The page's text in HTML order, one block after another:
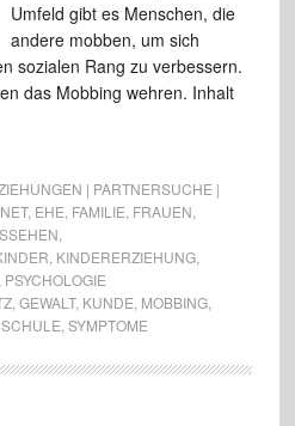
Umfeld gibt es Menschen, die
andere mobben, um sich
sozialen Rang zu verbessern.
das Mobbing wehren. Inhalt
| PARTNERSUCHE |
, EHE FAMILIE FRAUEN
KINDERERZIEHUNG,
PSYCHOLOGIE
, GEWALT, KUNDE MOBBING,
SCHULE SYMPTOME